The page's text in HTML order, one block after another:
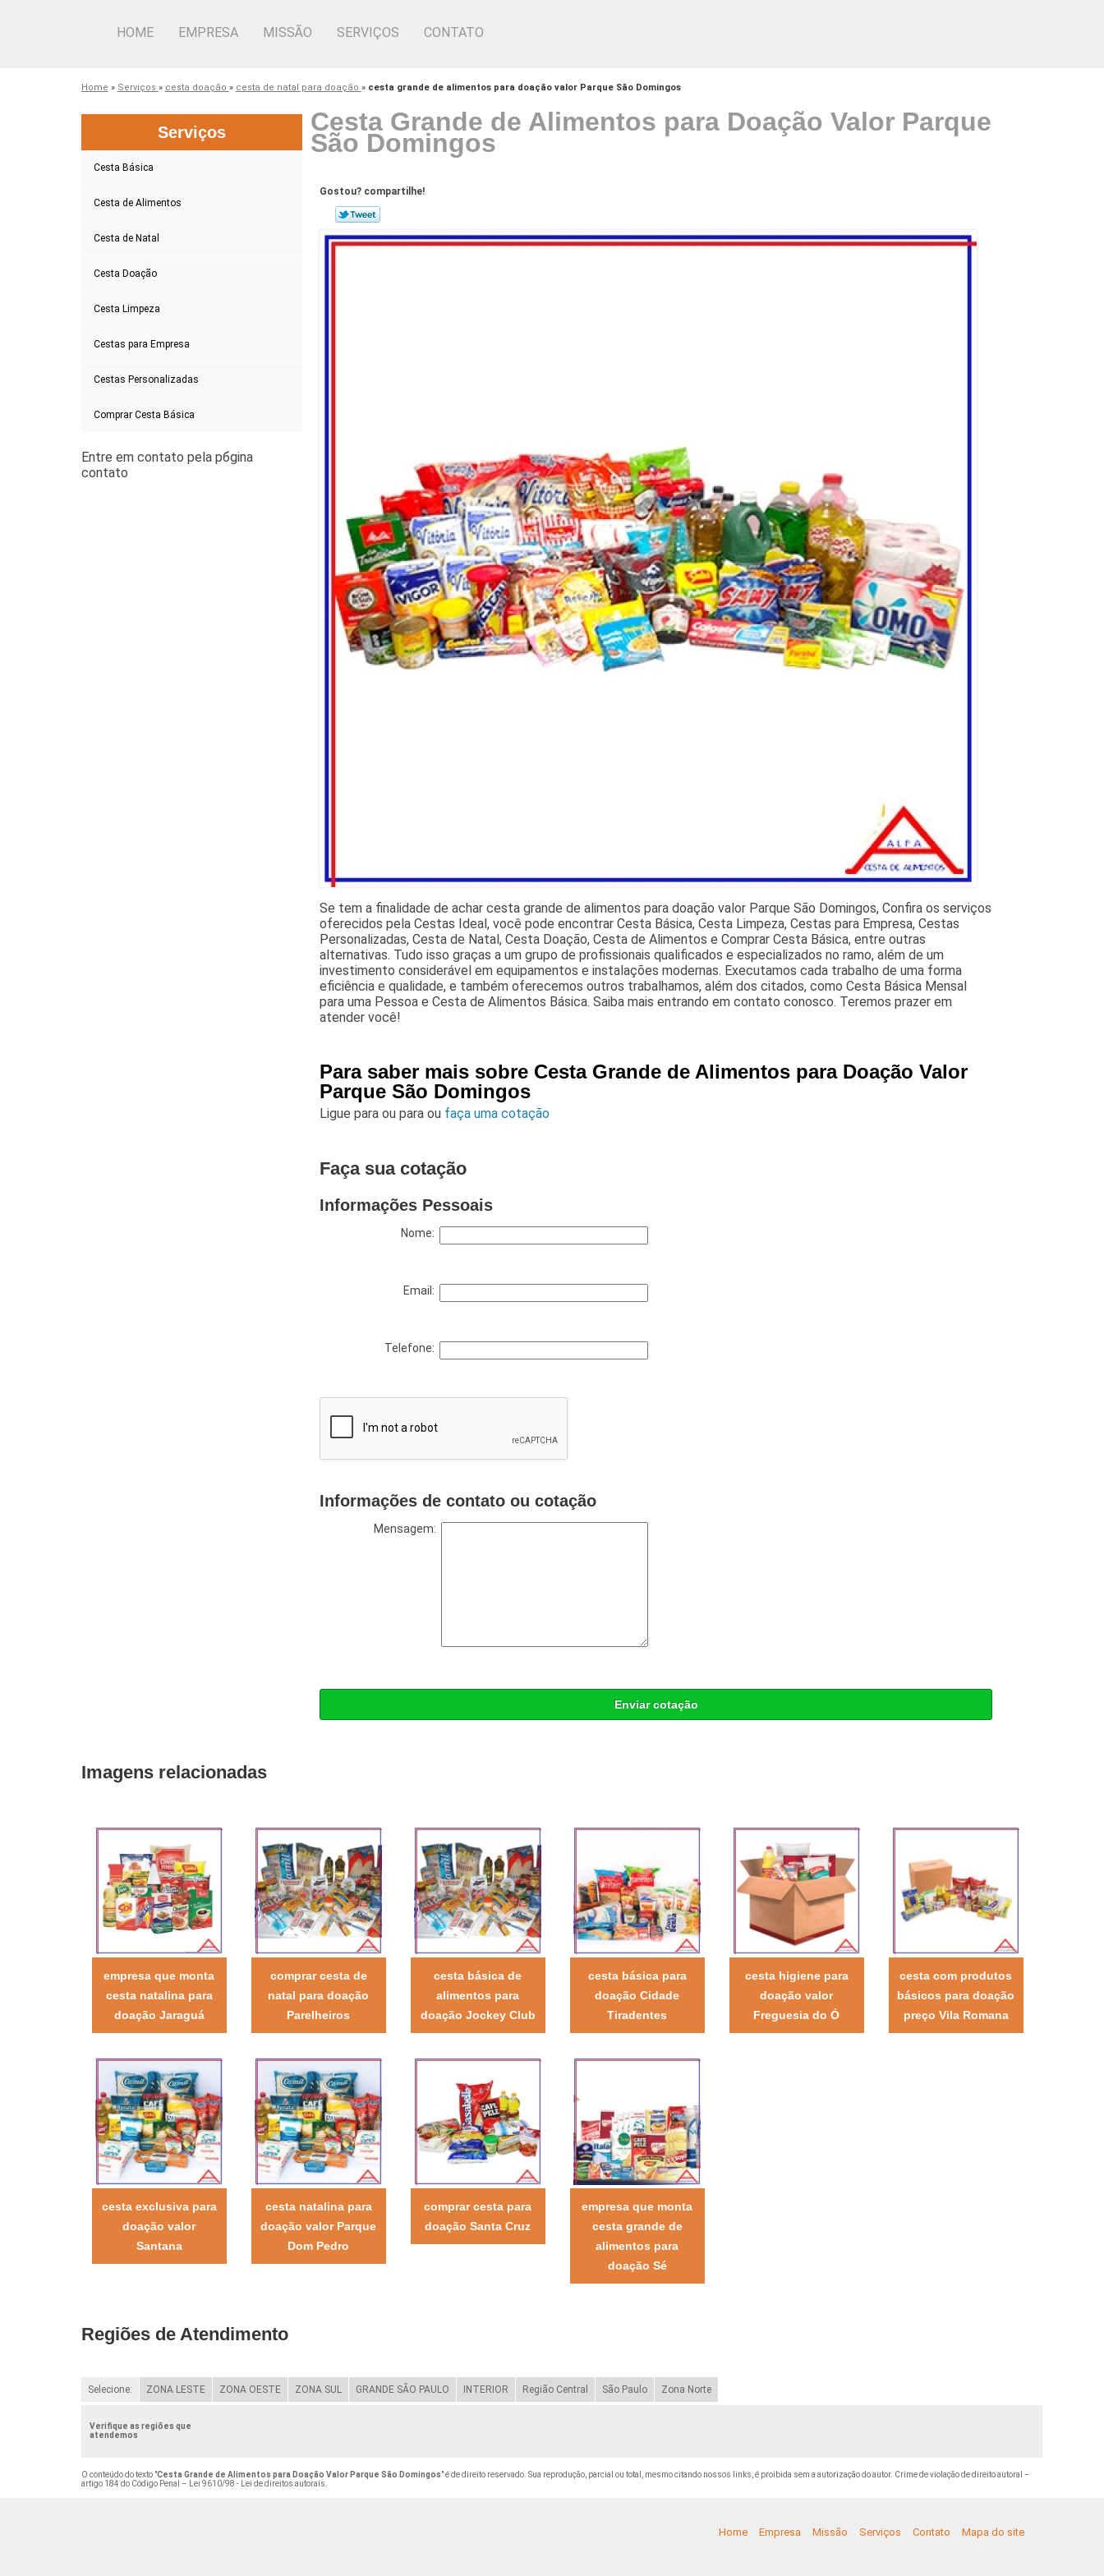
HOME EMPRESA MISSÃO SERVIÇOS CONTATO
Home » Serviços » cesta doação » cesta de natal para doação » cesta grande de alimentos para doação valor Parque São Domingos
Serviços
Cesta Básica
Cesta de Alimentos
Cesta de Natal
Cesta Doação
Cesta Limpeza
Cestas para Empresa
Cestas Personalizadas
Comprar Cesta Básica
Cesta Grande de Alimentos para Doação Valor Parque
São Domingos
Gostou? compartilhe!
Se tem a finalidade de achar cesta grande de alimentos para doação valor Parque São Domingos, Confira os serviços
oferecidos pela Cestas Ideal, você pode encontrar Cesta Básica, Cesta Limpeza, Cestas para Empresa, Cestas
Personalizadas, Cesta de Natal, Cesta Doação, Cesta de Alimentos e Comprar Cesta Básica, entre outras
alternativas. Tudo isso graças a um grupo de profissionais qualificados e especializados no ramo, além de um
investimento considerável em equipamentos e instalações modernas. Executamos cada trabalho de uma forma
eficiência e qualidade, e também oferecemos outros trabalhamos, além dos citados, como Cesta Básica Mensal
para uma Pessoa e Cesta de Alimentos Básica. Saiba mais entrando em contato conosco. Teremos prazer em
atender você!
Para saber mais sobre Cesta Grande de Alimentos para Doação Valor
Parque São Domingos
Ligue paraou paraou faça uma cotação
Faça sua cotação
Informações Pessoais
Nome:
Email:
Telefone:
Informações de contato ou cotação
Mensagem:
Enviar cotação
Imagens relacionadas
empresa que monta
cesta natalina para
doação Jaraguá
comprar cesta de
natal para doação
Parelheiros
cesta básica de
alimentos para
doação Jockey Club
cesta básica para
doação Cidade
Tiradentes
cesta higiene para
doação valor
Freguesia do Ó
cesta com produtos
básicos para doação
preço Vila Romana
cesta exclusiva para
doação valor
Santana
cesta natalina para
doação valor Parque
Dom Pedro
comprar cesta para
doação Santa Cruz
empresa que monta
cesta grande de
alimentos para
doação Sé
Regiões de Atendimento
Selecione: ZONA LESTE ZONA OESTE ZONA SUL GRANDE SÃO PAULO INTERIOR Região Central São Paulo Zona Norte
Verifique as regiões que
atendemos
O conteúdo do texto "Cesta Grande de Alimentos para Doação Valor Parque São Domingos" é de direito reservado. Sua reprodução, parcial ou total, mesmo citando nossos links, é proibida sem a autorização do autor. Crime de violação de direito autoral –
artigo 184 do Código Penal –
Lei 9610/98 - Lei de direitos autorais
Home Empresa Missão Serviços Contato Mapa do site